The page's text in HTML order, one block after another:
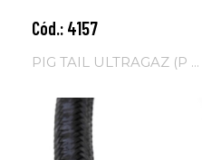
Cód.: 4157
PIG TAIL ULTRAGAZ (P ...
Adicionar ao carrinho